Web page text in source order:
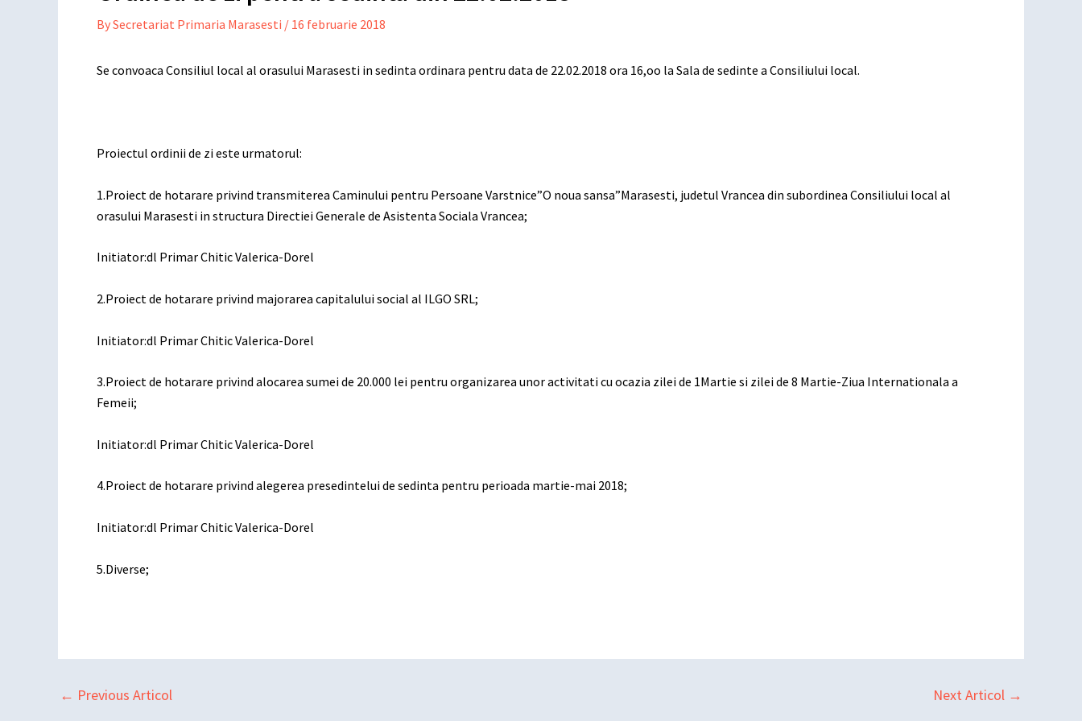
BySecretariat Primaria Marasesti / 16 februarie 2018
Se convoaca Consiliul local al orasului Marasesti in sedinta ordinara pentru data de 22.02.2018 ora 16,oo la Sala de sedinte a Consiliului local.
Proiectul ordinii de zi este urmatorul:
1.Proiect de hotarare privind transmiterea Caminului pentru Persoane Varstnice”O noua sansa”Marasesti, judetul Vrancea din subordinea Consiliului local al
orasului Marasesti in structura Directiei Generale de Asistenta Sociala Vrancea;
Initiator:dl Primar Chitic Valerica-Dorel
2.Proiect de hotarare privind majorarea capitalului social al ILGO SRL;
Initiator:dl Primar Chitic Valerica-Dorel
3.Proiect de hotarare privind alocarea sumei de 20.000 lei pentru organizarea unor activitati cu ocazia zilei de 1Martie si zilei de 8 Martie-Ziua Internationala a
Femeii;
Initiator:dl Primar Chitic Valerica-Dorel
4.Proiect de hotarare privind alegerea presedintelui de sedinta pentru perioada martie-mai 2018;
Initiator:dl Primar Chitic Valerica-Dorel
5.Diverse;
← Previous Articol Next Articol →